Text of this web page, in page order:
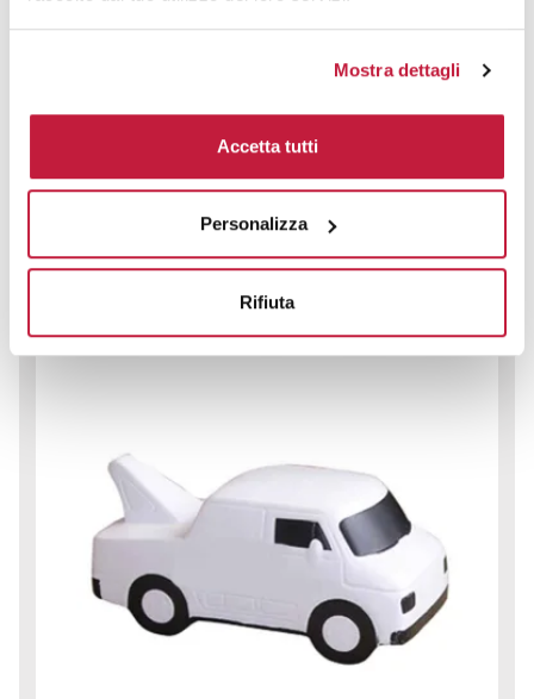
Mostra dettagli
Accetta tutti
Personalizza
Rifiuta
Veicolo Antistress in Poliuretano 10 cm - Recupero Blu, 34g
CODICE ART.